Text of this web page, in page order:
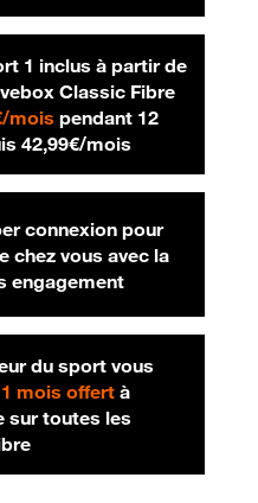
1 inclus à partir de
Classic Fibre
mois29,99 € par mois
pendant 12
42,99€/mois42,99 € par
connexion pour
chez vous avec la
engagement
du sport vous
1 mois offertà
sur toutes les